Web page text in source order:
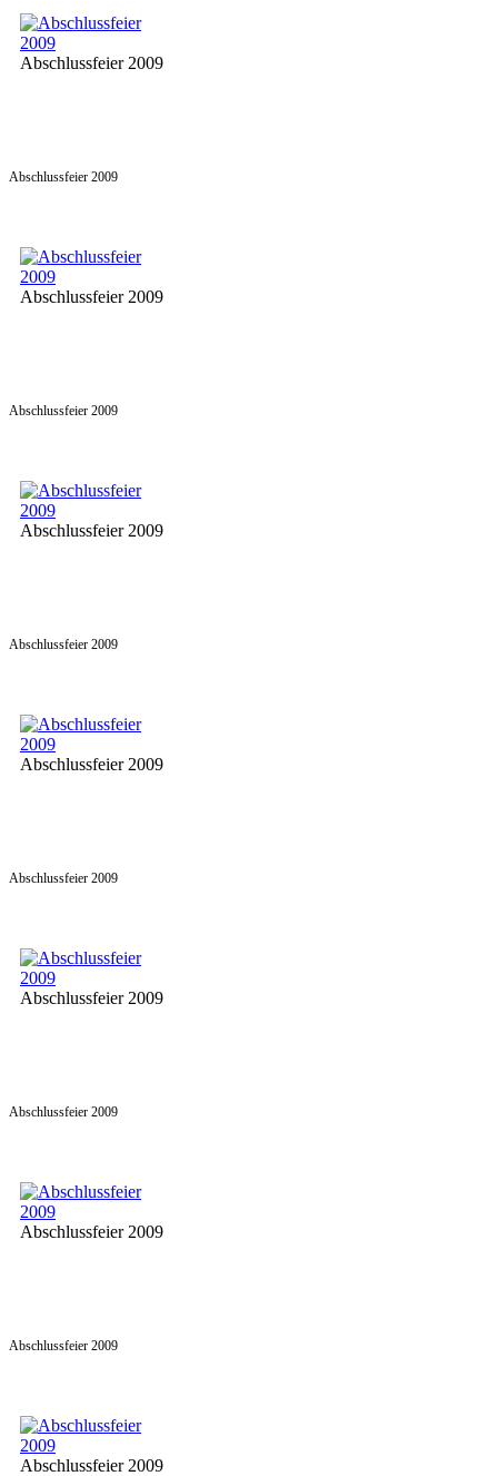
Abschlussfeier 2009
Abschlussfeier 2009
Abschlussfeier 2009
Abschlussfeier 2009
Abschlussfeier 2009
Abschlussfeier 2009
Abschlussfeier 2009
Abschlussfeier 2009
Abschlussfeier 2009
Abschlussfeier 2009
Abschlussfeier 2009
Abschlussfeier 2009
Abschlussfeier 2009